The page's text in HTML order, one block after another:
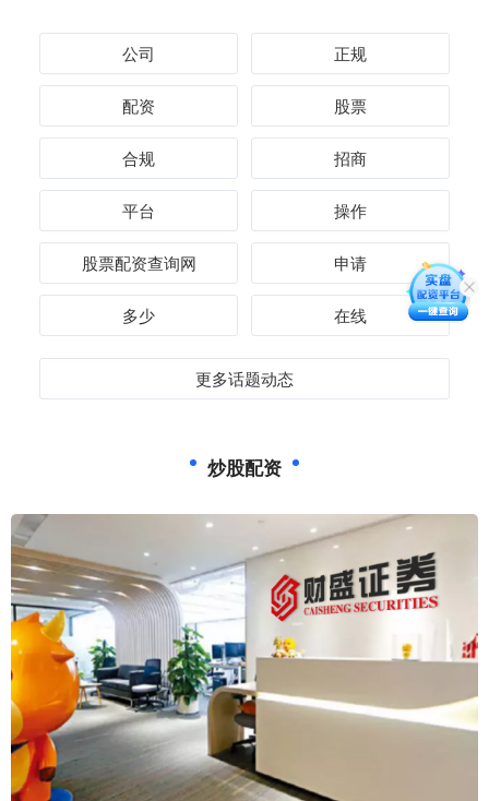
公司 正规
配资 股票
合规 招商
平台 操作
股票配资查询网 申请
多少 在线
更多话题动态
炒股配资